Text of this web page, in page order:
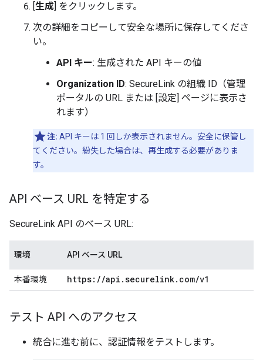
[生成] をクリックします。
次の詳細をコピーして安全な場所に保存してくださ
い。
API キー: 生成された API キーの値
Organization ID: SecureLink の組織 ID（管理
ポータルの URL または [設定] ページに表示さ
れます）
注: API キーは 1 回しか表示されません。安全に保管し
てください。紛失した場合は、再生成する必要がありま
す。
API ベース URL を特定する
SecureLink API のベース URL:
環境 API ベース URL
本番環境 https: //api .securelink. com/v1
テスト API へのアクセス
統合に進む前に、認証情報をテストします。